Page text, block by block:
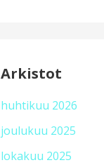
Arkistot
huhtikuu 2026
joulukuu 2025
lokakuu 2025